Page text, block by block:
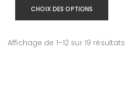
CHOIX DES OPTIONS
Affichage de 1–12 sur 19 résultats